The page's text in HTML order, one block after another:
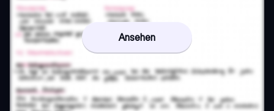
Ansehen